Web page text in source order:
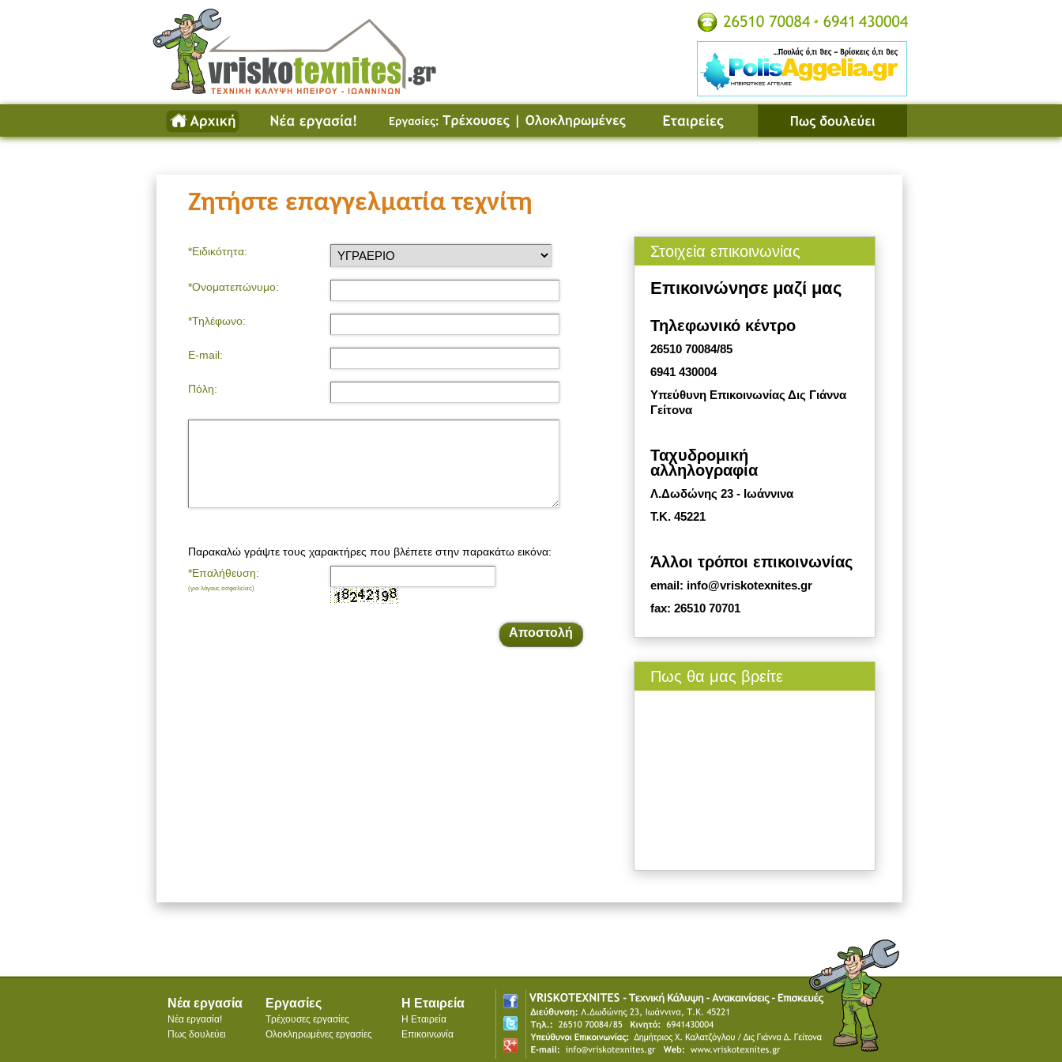
Ζητήστε επαγγελματία τεχνίτη
*Ειδικότητα:
*Ονοματεπώνυμο:
*Τηλέφωνο:
E-mail:
Πόλη:
Παρακαλώ γράψτε τους χαρακτήρες που βλέπετε στην παρακάτω εικόνα:
*Επαλήθευση:
(για λόγους ασφαλείας)
Στοιχεία επικοινωνίας
Επικοινώνησε μαζί μας
Τηλεφωνικό κέντρο
26510 70084/85
6941 430004
Υπεύθυνη Επικοινωνίας Δις Γιάννα
Γείτονα
Ταχυδρομική
αλληλογραφία
Λ.Δωδώνης 23 - Ιωάννινα
Τ.Κ. 45221
Άλλοι τρόποι επικοινωνίας
email: info@vriskotexnites.gr
fax: 26510 70701
Πως θα μας βρείτε
Νέα εργασία
Νέα εργασία!
Πως δουλεύει
Εργασίες
Τρέχουσες εργασίες
Ολοκληρωμένες εργασίες
Η Εταιρεία
Η Εταιρεία
Επικοινωνία